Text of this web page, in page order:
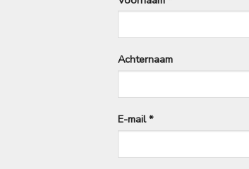
Achternaam
E-mail*